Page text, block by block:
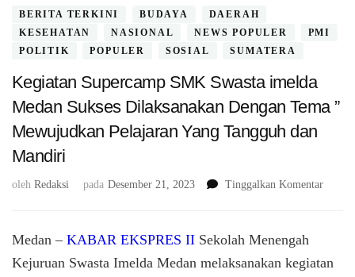
BERITA TERKINI BUDAYA
DAERAH
KESEHATAN
NASIONAL NEWS POPULER
PMI
POLITIK
POPULER SOSIAL SUMATERA
Kegiatan Supercamp SMK Swasta imelda
Medan Sukses Dilaksanakan Dengan Tema ”
Mewujudkan Pelajaran Yang Tangguh dan
Mandiri
oleh Redaksi pada Desember 21, 2023 Tinggalkan Komentarpada
imelda
Medan – KABAR EKSPRES II Sekolah Menengah
Kejuruan Swasta Imelda Medan melaksanakan kegiatan